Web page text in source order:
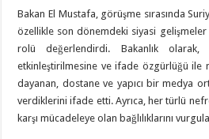
Bakan El Mustafa, görüşme sırasında
özellikle son dönemdeki siyasi gelişmeler
rolü değerlendirdi. Bakanlık olarak,
etkinleştirilmesine ve ifade özgürlüğü ile
dayanan, dostane ve yapıcı bir medya
verdiklerini ifade etti. Ayrıca, her türlü
karşı mücadeleye olan bağlılıklarını